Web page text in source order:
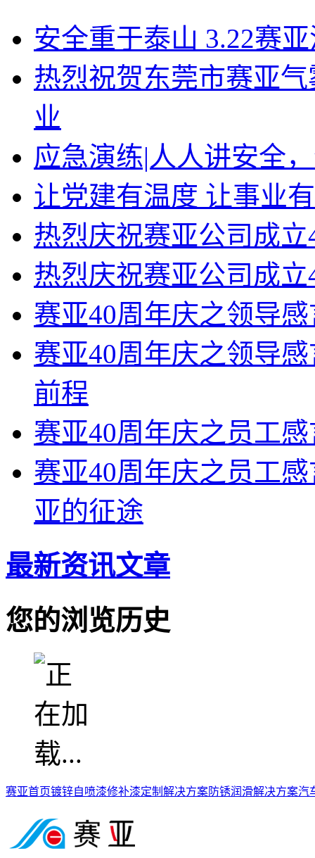
安全重于泰山 3.22赛
热烈祝贺东莞市赛亚
业
应急演练|人人讲安全
让党建有温度 让事业
热烈庆祝赛亚公司成
热烈庆祝赛亚公司成
赛亚40周年庆之领导
赛亚40周年庆之领导
前程
赛亚40周年庆之员工
赛亚40周年庆之员工
亚的征途
最新资讯文章
您的浏览历史
赛亚首页镀锌自喷漆修补漆定制解决方案防锈润滑解决方案汽